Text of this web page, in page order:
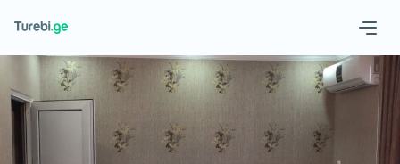
Geo Eng
მოითხოვე სასტუმრო